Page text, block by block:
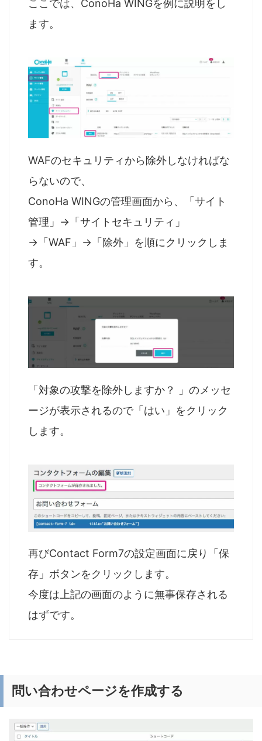
ここでは、ConoHa WINGを例に説明をし
ます。
WAFのセキュリティから除外しなければな
らないので、
ConoHa WINGの管理画面から、「サイト
管理」→「サイトセキュリティ」
→「WAF」→「除外」を順にクリックしま
す。
「対象の攻撃を除外しますか？ 」のメッセ
ージが表示されるので「はい」をクリック
します。
再びContact Form7の設定画面に戻り「保
存」ボタンをクリックします。
今度は上記の画面のように無事保存される
はずです。
問い合わせページを作成する